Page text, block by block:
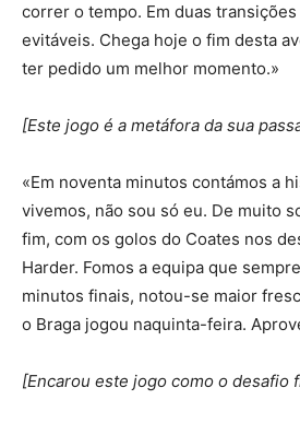
correr o tempo. Em duas
evitáveis. Chega hoje o fim desta
ter pedido um melhor momento.»
[Este jogo é a metáfora da sua
«Em noventa minutos contámos a
vivemos, não sou só eu. De muito
fim, com os golos do Coates nos
Harder. Fomos a equipa que
minutos finais, notou-se maior
o Braga jogou naquinta-feira.
[Encarou este jogo como o desafio